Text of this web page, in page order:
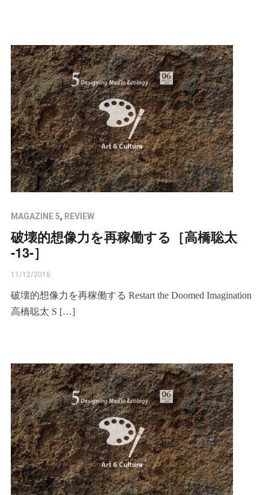
MAGAZINE 5, REVIEW
破壊的想像力を再稼働する［高橋聡太
-13-］
11/12/2016
破壊的想像力を再稼働する Restart the Doomed Imagination
高橋聡太 S […]